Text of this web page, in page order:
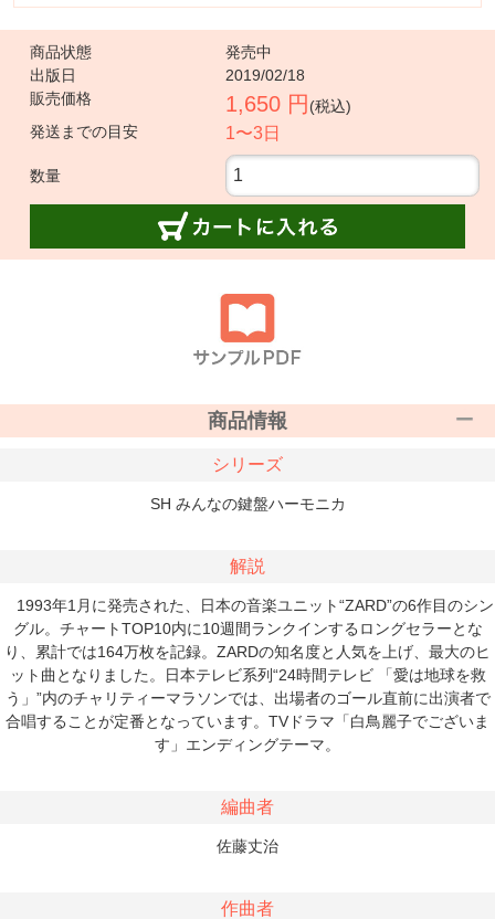
商品状態
発売中
出版日
2019/02/18
販売価格
1,650 円 (税込)
発送までの目安
1〜3日
数量
商品情報
シリーズ
SH みんなの鍵盤ハーモニカ
解説
1993年1月に発売された、日本の音楽ユニット“ZARD”の6作目のシン
グル。チャートTOP10内に10週間ランクインするロングセラーとな
り、累計では164万枚を記録。ZARDの知名度と人気を上げ、最大のヒ
ット曲となりました。日本テレビ系列“24時間テレビ 「愛は地球を救
う」”内のチャリティーマラソンでは、出場者のゴール直前に出演者で
合唱することが定番となっています。TVドラマ「白鳥麗子でございま
す」エンディングテーマ。
編曲者
佐藤丈治
作曲者